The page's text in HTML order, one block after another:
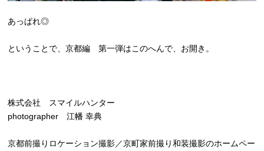
あっぱれ◎
ということで、京都編 第一弾はこのへんで、お開き。
株式会社 スマイルハンター
photographer 江幡 幸典
京都前撮りロケーション撮影／京町家前撮り和装撮影のホームペー